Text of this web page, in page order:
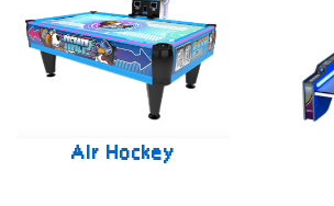
Air Hockey